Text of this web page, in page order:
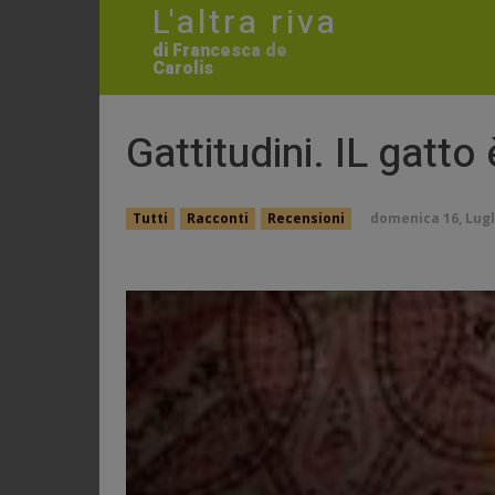
L'altra riva
di Francesca de
Carolis
Gattitudini. IL
Tutti Racconti Recensioni domenica 16,